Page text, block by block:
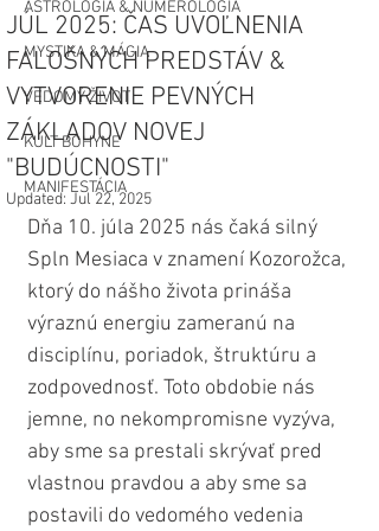
ASTROLÓGIA & NUMEROLÓGIA
MYSTIKA & MÁGIA
VEDOMÝ ŽIVOT
KULT BOHYNE
MANIFESTÁCIA
JÚL 2025: ČAS UVOĽNENIA
FALOŠNÝCH PREDSTÁV &
VYTVORENIE PEVNÝCH
ZÁKLADOV NOVEJ
"BUDÚCNOSTI"
Updated: Jul 22, 2025
Dňa 10. júla 2025 nás čaká silný
Spln Mesiaca v znamení Kozorožca,
ktorý do nášho života prináša
výraznú energiu zameranú na
disciplínu, poriadok, štruktúru a
zodpovednosť. Toto obdobie nás
jemne, no nekompromisne vyzýva,
aby sme sa prestali skrývať pred
vlastnou pravdou a aby sme sa
postavili do vedomého vedenia